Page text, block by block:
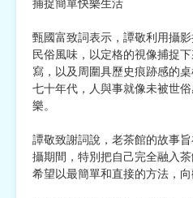
甄國富致詞表示，譚敬利用攝
民俗風味，以定格的視像捕捉
寫，以及周圍具歷史痕跡感的
七十年代，人與事就像未被世
樂。
譚敬致謝詞說，老茶館的故事
攝期間，特別把自己完全融入
希望以最簡單和直接的方法，向